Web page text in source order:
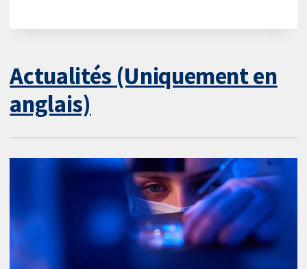
Actualités (Uniquement en
anglais)